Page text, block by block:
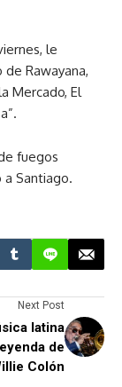
le
Rawayana,
Mercado, El
fuegos
Santiago.
Next Post
latina
de
Colón